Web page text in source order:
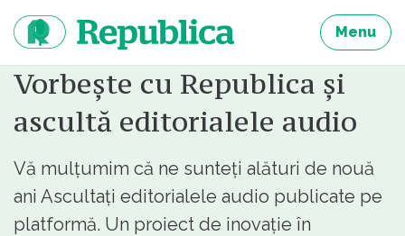
continut
Menu
Vorbește cu Republica și
ascultă editorialele audio
Vă mulțumim că ne sunteți alături de nouă
ani Ascultați editorialele audio publicate pe
platformă. Un proiect de inovație în